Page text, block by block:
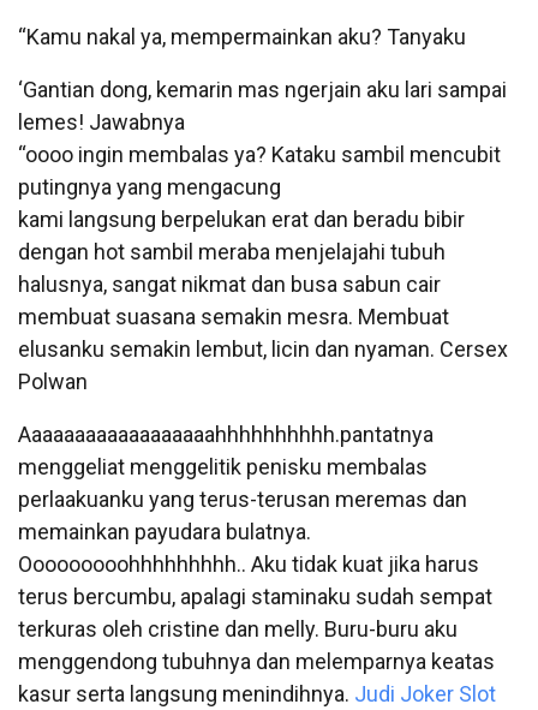
“Kamu nakal ya, mempermainkan aku? Tanyaku
‘Gantian dong, kemarin mas ngerjain aku lari sampai
lemes! Jawabnya
“oooo ingin membalas ya? Kataku sambil mencubit
putingnya yang mengacung
kami langsung berpelukan erat dan beradu bibir
dengan hot sambil meraba menjelajahi tubuh
halusnya, sangat nikmat dan busa sabun cair
membuat suasana semakin mesra. Membuat
elusanku semakin lembut, licin dan nyaman. Cersex
Polwan
Aaaaaaaaaaaaaaaaaahhhhhhhhhh.pantatnya
menggeliat menggelitik penisku membalas
perlaakuanku yang terus-terusan meremas dan
memainkan payudara bulatnya.
Ooooooooohhhhhhhhh.. Aku tidak kuat jika harus
terus bercumbu, apalagi staminaku sudah sempat
terkuras oleh cristine dan melly. Buru-buru aku
menggendong tubuhnya dan melemparnya keatas
kasur serta langsung menindihnya. Judi Joker Slot